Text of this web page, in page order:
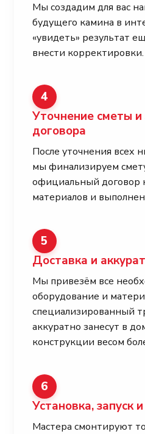
Мы создадим для вас
будущего камина в
«увидеть» результат
внести корректировки.
4
Уточнение сметы
договора
После уточнения всех
мы финализируем
официальный договор
материалов и
5
Доставка и
Мы привезём все
оборудование и
специализированный
аккуратно занесут в
конструкции весом
6
Установка, запуск
Мастера смонтируют